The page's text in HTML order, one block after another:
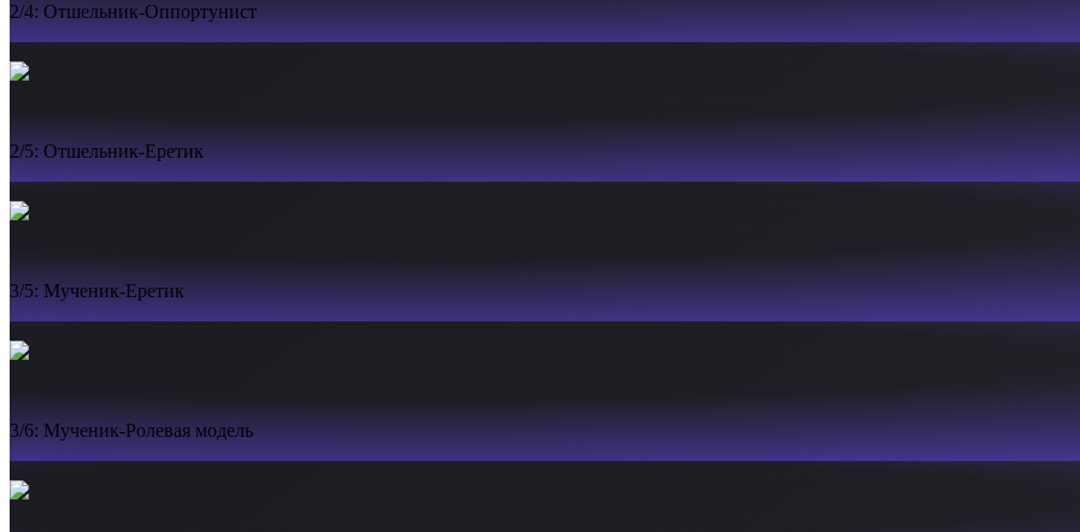
2/4: Отшельник-Оппортунист
2/5: Отшельник-Еретик
3/5: Мученик-Еретик
3/6: Мученик-Ролевая модель